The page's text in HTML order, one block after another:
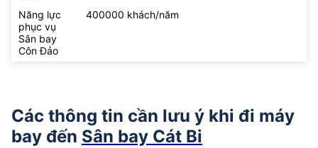
Năng lực
phục vụ
Sân bay
Côn Đảo
400000 khách/năm
Các thông tin cần lưu ý khi đi máy
bay đến Sân bay Cát Bi